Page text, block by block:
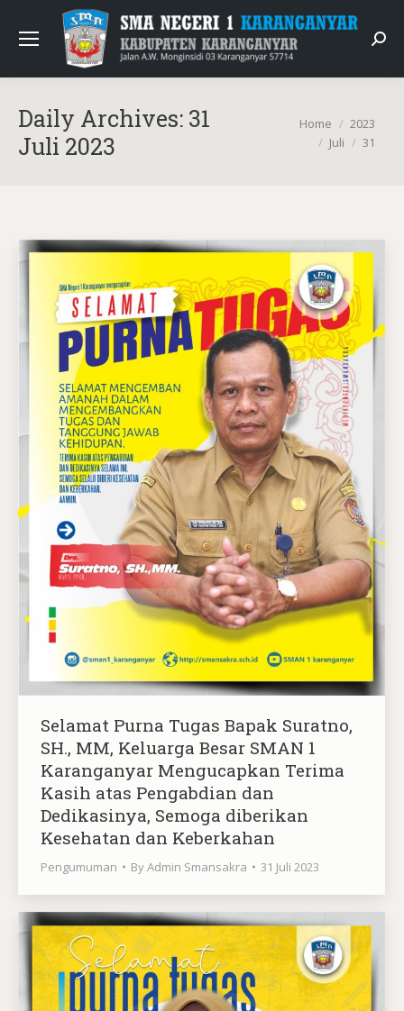
Daily Archives: 31
Juli 2023
You are here:
Home
2023
Juli
31
Selamat Purna Tugas Bapak Suratno,
SH., MM, Keluarga Besar SMAN 1
Karanganyar Mengucapkan Terima
Kasih atas Pengabdian dan
Dedikasinya, Semoga diberikan
Kesehatan dan Keberkahan
Pengumuman ByAdmin Smansakra 31 Juli 2023